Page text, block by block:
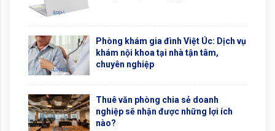
Phòng khám gia đình Việt Úc: Dịch vụ
khám nội khoa tại nhà tận tâm,
chuyên nghiệp
Thuê văn phòng chia sẻ doanh
nghiệp sẽ nhận được những lợi ích
nào?